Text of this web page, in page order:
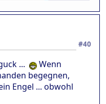
#40
...
Wenn
begegnen,
Engel ... obwohl